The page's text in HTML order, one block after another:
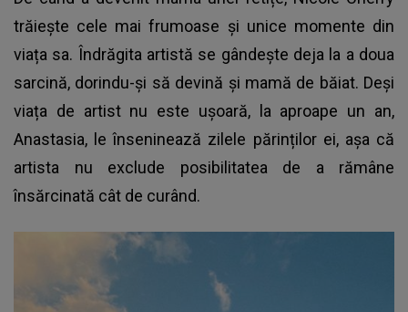
trăiește cele mai frumoase și unice momente din
viața sa. Îndrăgita artistă se gândește deja la a doua
sarcină, dorindu-și să devină și mamă de băiat. Deși
viața de artist nu este ușoară, la aproape un an,
Anastasia, le înseninează zilele părinților ei, așa că
artista nu exclude posibilitatea de a rămâne
însărcinată cât de curând.